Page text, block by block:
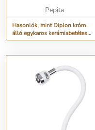
Pepita
Hasonlók, mint Diplon króm
álló egykaros kerámiabetétes
bide csaptelep ST03806